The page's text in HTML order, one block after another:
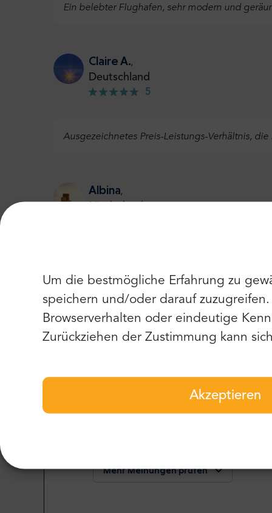
Um die bestmögliche Erfahrung zu
speichern und/oder darauf
Browserverhalten oder eindeutige
Zurückziehen der Zustimmung kann
Akzeptieren
Ein belebter Flughafen, sehr modern und
Claire A.,
Deutschland
5
Ausgezeichnetes Preis-Leistungs-Verhältnis,
Albina,
(Minibus) sauber und komfortabel. Auch der
Chris M.,
Mehr Meinungen prüfen